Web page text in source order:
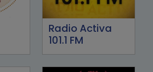
Radio Activa
101.1 FM